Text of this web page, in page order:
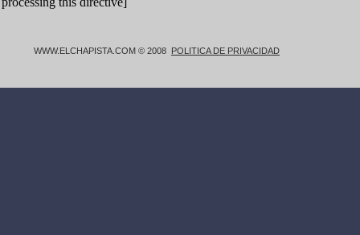
WWW.ELCHAPISTA.COM © 2008 POLITICA DE PRIVACIDAD